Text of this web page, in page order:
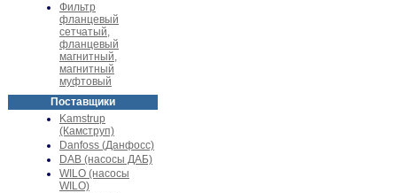
Фильтр
фланцевый
сетчатый,
фланцевый
магнитный,
магнитный
муфтовый
Поставщики
Kamstrup
(Камструп)
Danfoss (Данфосс)
DAB (насосы ДАБ)
WILO (насосы
WILO)